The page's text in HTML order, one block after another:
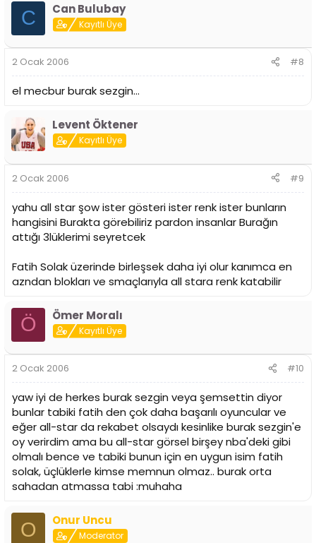
C Can Bulubay
Kayıtlı Üye
2 Ocak 2006 #8
el mecbur burak sezgin...
Levent Öktener
Kayıtlı Üye
2 Ocak 2006 #9
yahu all star şow ister gösteri ister renk ister bunların
hangisini Burakta görebiliriz pardon insanlar Burağın
attığı 3lüklerimi seyretcek
Fatih Solak üzerinde birleşsek daha iyi olur kanımca en
azndan blokları ve smaçlarıyla all stara renk katabilir
Ö Ömer Moralı
Kayıtlı Üye
2 Ocak 2006 #10
yaw iyi de herkes burak sezgin veya şemsettin diyor
bunlar tabiki fatih den çok daha başarılı oyuncular ve
eğer all-star da rekabet olsaydı kesinlike burak sezgin'e
oy verirdim ama bu all-star görsel birşey nba'deki gibi
olmalı bence ve tabiki bunun için en uygun isim fatih
solak, üçlüklerle kimse memnun olmaz.. burak orta
sahadan atmassa tabi :muhaha
O Onur Uncu
Moderator